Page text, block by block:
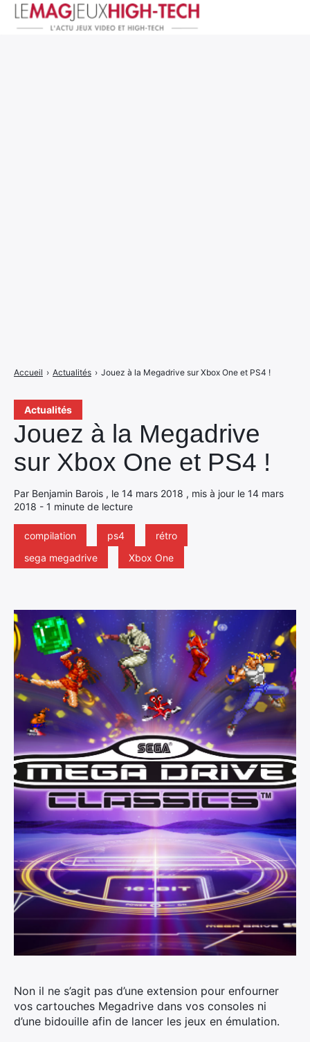
Actualités
Jouez à la Megadrive
sur Xbox One et PS4 !
Par Benjamin Barois , le 14 mars 2018 , mis à jour le 14 mars
2018 - 1 minute de lecture
compilation ps4
rétro
sega megadrive
Xbox One
Accueil › Actualités › Jouez à la Megadrive sur Xbox One et PS4 !
Non il ne s’agit pas d’une extension pour enfourner
vos cartouches Megadrive dans vos consoles ni
d’une bidouille afin de lancer les jeux en émulation.